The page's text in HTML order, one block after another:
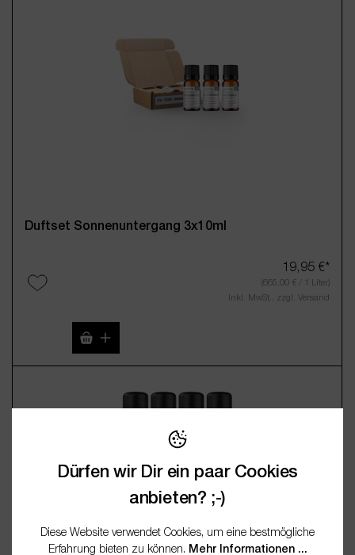
Duftset Sonnenuntergang 3x10ml
19,95 €*
(665,00 € / 1 Liter)
Inkl. MwSt., zzgl. Versand
Produkt Anzahl: Gib den gewünschten
Dürfen wir Dir ein paar Cookies
anbieten? ;-)
Diese Website verwendet Cookies, um eine bestmögliche
Erfahrung bieten zu können. Mehr Informationen ...